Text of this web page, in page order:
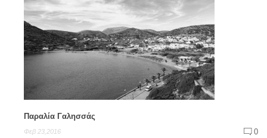
Παραλία Γαλησσάς
Φεβ 23,2016 0